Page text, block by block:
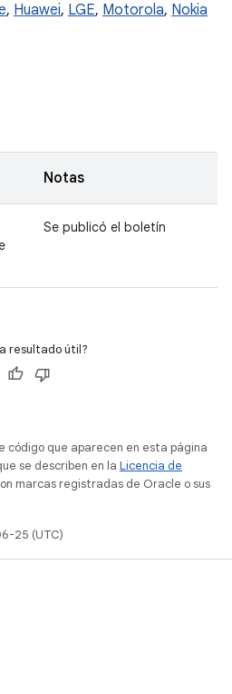
, Huawei, LGE, Motorola, Nokia
Notas
Se publicó el boletín
resultado útil?
código que aparecen en esta página
se describen en la Licencia de
marcas registradas de Oracle o sus
25 (UTC)